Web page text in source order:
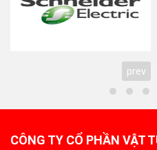
prev
CÔNG TY CỔ PHẦN VẬT